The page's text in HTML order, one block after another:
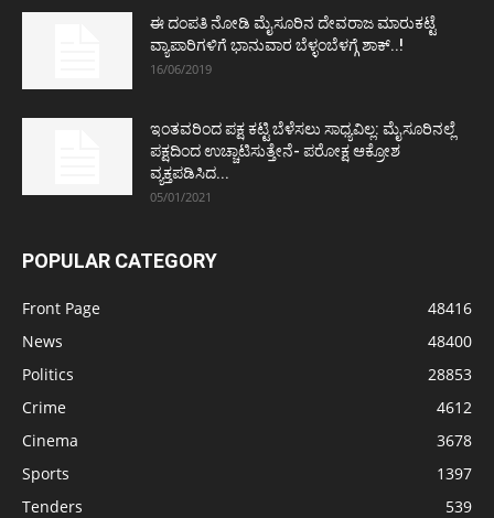
ಈ ದಂಪತಿ ನೋಡಿ ಮೈಸೂರಿನ ದೇವರಾಜ ಮಾರುಕಟ್ಟೆ
ವ್ಯಾಪಾರಿಗಳಿಗೆ ಭಾನುವಾರ ಬೆಳ್ಳಂಬೆಳಗ್ಗೆ ಶಾಕ್..!
16/06/2019
ಇಂತವರಿಂದ ಪಕ್ಷ ಕಟ್ಟಿ ಬೆಳೆಸಲು ಸಾಧ್ಯವಿಲ್ಲ: ಮೈಸೂರಿನಲ್ಲೆ
ಪಕ್ಷದಿಂದ ಉಚ್ಚಾಟಿಸುತ್ತೇನೆ- ಪರೋಕ್ಷ ಆಕ್ರೋಶ
ವ್ಯಕ್ತಪಡಿಸಿದ...
05/01/2021
POPULAR CATEGORY
Front Page
48416
News
48400
Politics
28853
Crime
4612
Cinema
3678
Sports
1397
Tenders
539